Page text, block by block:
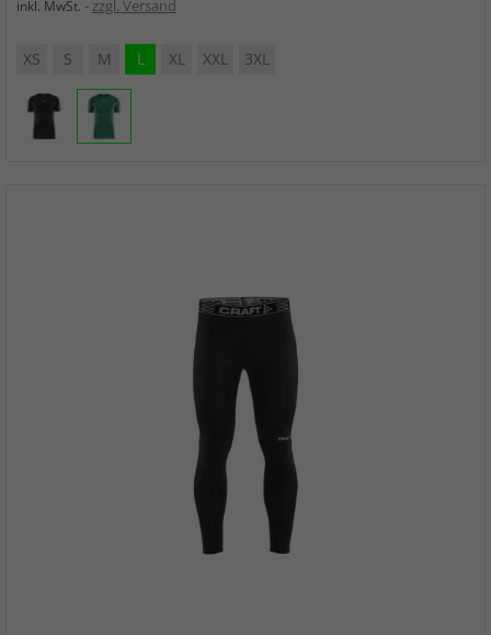
inkl. MwSt. zzgl. Versand
XS S M L XL XXL 3XL